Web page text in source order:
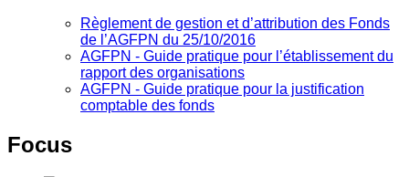
Règlement de gestion et d’attribution des Fonds
de l’AGFPN du 25/10/2016
AGFPN ‐ Guide pratique pour l’établissement du
rapport des organisations
AGFPN ‐ Guide pratique pour la justification
comptable des fonds
Focus